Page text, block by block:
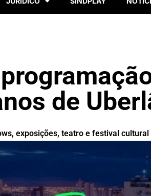
de
exposições, teatro e festival